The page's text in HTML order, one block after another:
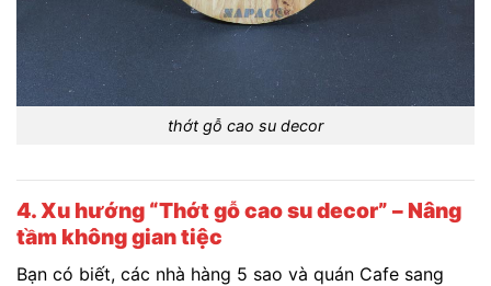
thớt gỗ cao su decor
4. Xu hướng “Thớt gỗ cao su decor” – Nâng
tầm không gian tiệc
Bạn có biết, các nhà hàng 5 sao và quán Cafe sang